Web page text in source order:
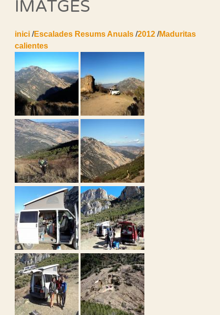
IMATGES
inici /Escalades Resums Anuals /2012 /Maduritas
calientes